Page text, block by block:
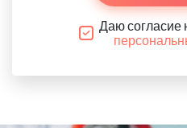
Даю согласие